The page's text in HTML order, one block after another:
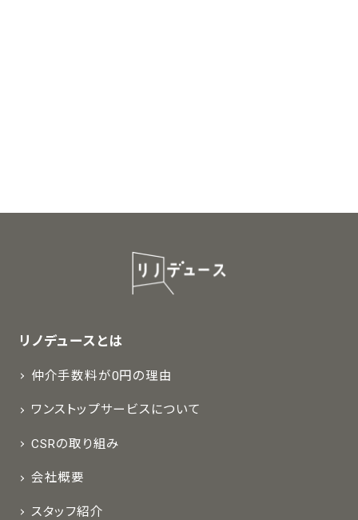
リノデュースとは
仲介手数料が0円の理由
ワンストップサービスについて
CSRの取り組み
会社概要
スタッフ紹介